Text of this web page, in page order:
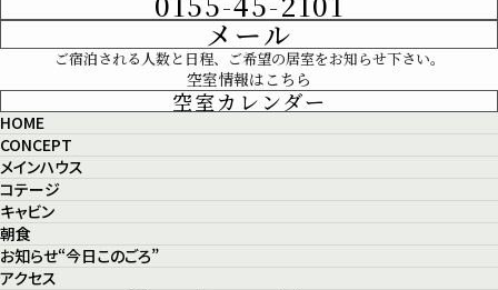
メール
ご宿泊される人数と日程、ご希望の居室をお知らせ下さい。
空室情報はこちら
空室カレンダー
HOME
CONCEPT
メインハウス
コテージ
キャビン
朝食
お知らせ“今日このごろ”
アクセス